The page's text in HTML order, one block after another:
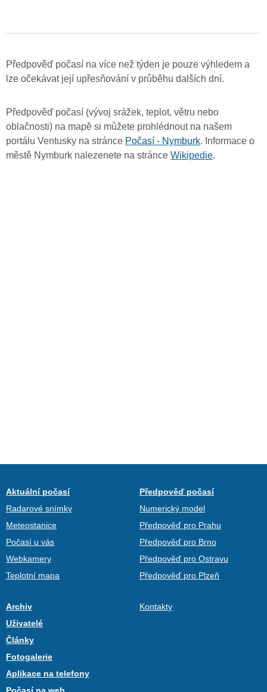
Předpověď počasí na více než týden je pouze výhledem a
lze očekávat její upřesňování v průběhu dalších dní.
Předpověď počasí (vývoj srážek, teplot, větru nebo
oblačnosti) na mapě si můžete prohlédnout na našem
portálu Ventusky na stránce Počasí - Nymburk. Informace o
městě Nymburk nalezenete na stránce Wikipedie.
Aktuální počasí
Radarové snímky
Meteostanice
Počasí u vás
Webkamery
Teplotní mapa
Předpověď počasí
Numerický model
Předpověď pro Prahu
Předpověď pro Brno
Předpověď pro Ostravu
Předpověď pro Plzeň
Archiv
Uživatelé
Články
Fotogalerie
Aplikace na telefony
Kontakty